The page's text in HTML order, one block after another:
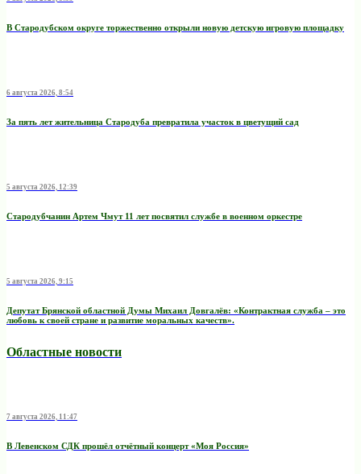
В Стародубском округе торжественно открыли новую детскую игровую площадку
6 августа 2026, 8:54
За пять лет жительница Стародуба превратила участок в цветущий сад
5 августа 2026, 12:39
Стародубчанин Артем Чмут 11 лет посвятил службе в военном оркестре
5 августа 2026, 9:15
Депутат Брянской областной Думы Михаил Довгалёв: «Контрактная служба – это
любовь к своей стране и развитие моральных качеств».
Областные новости
7 августа 2026, 11:47
В Левенском СДК прошёл отчётный концерт «Моя Россия»